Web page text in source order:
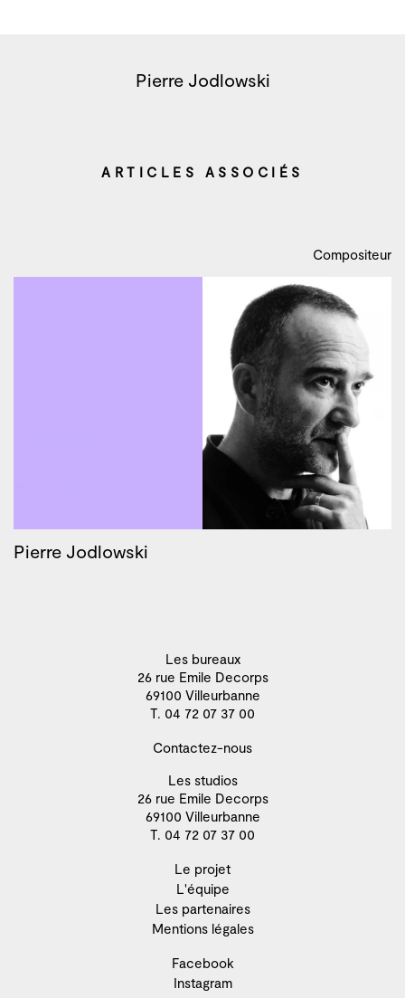
Pierre Jodlowski
ARTICLES ASSOCIÉS
Compositeur
Pierre Jodlowski
Les bureaux
26 rue Emile Decorps
69100 Villeurbanne
T. 04 72 07 37 00
Contactez-nous
Les studios
26 rue Emile Decorps
69100 Villeurbanne
T. 04 72 07 37 00
Le projet
L'équipe
Les partenaires
Mentions légales
Facebook
Instagram